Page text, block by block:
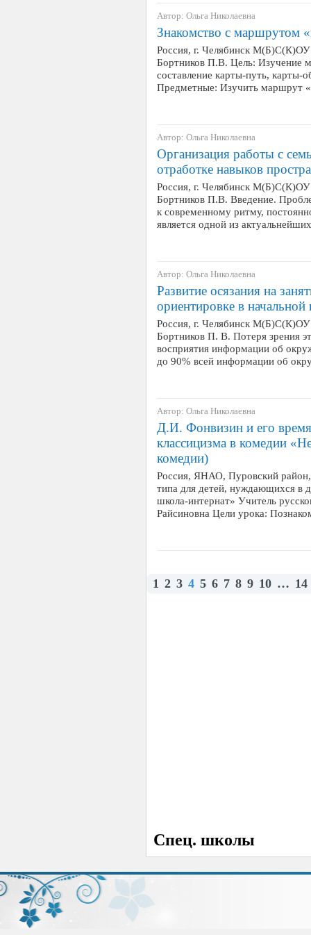
Автор: Ольга Николаевна
Знакомство с маршрутом
Россия, г. Челябинск
Бортников П.В. Цель: Изучение
составление карты-путь, карты-
Предметные: Изучить маршрут
Автор: Ольга Николаевна
Организация работы с
отработке навыков
Россия, г. Челябинск
Бортников П.В. Введение.
к современному ритму,
является одной из
Автор: Ольга Николаевна
Развитие осязания на
ориентировке в начальной
Россия, г. Челябинск
Бортников П. В. Потеря зрения
восприятия информации об
до 90% всей информации об
Автор: Ольга Николаевна
Д.И. Фонвизин и его
классицизма в комедии
комедии)
Россия, ЯНАО, Пуровский
типа для детей, нуждающихся в
школа-интернат» Учитель
Райсиновна Цели урока:
1 2 3 4 5 6 7 8 9 10 … 14
Спец. школы